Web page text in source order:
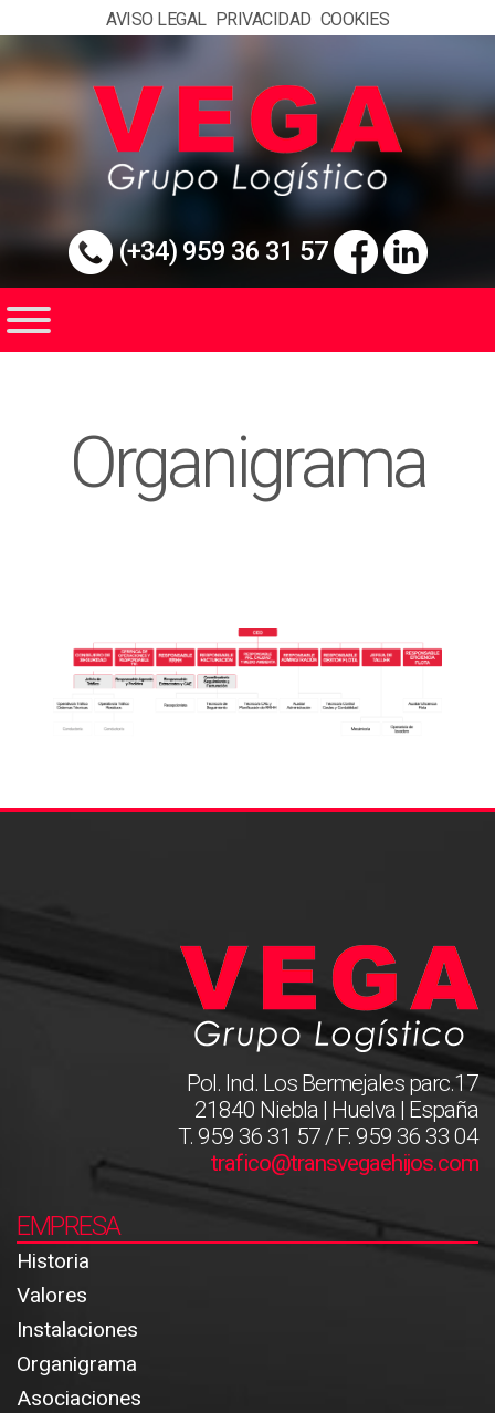
AVISO LEGAL PRIVACIDAD COOKIES
(+34) 959 36 31 57
Organigrama
Pol. Ind. Los Bermejales parc.17
21840 Niebla | Huelva | España
T. 959 36 31 57 / F. 959 36 33 04
trafico@transvegaehijos.com
EMPRESA
Historia
Valores
Instalaciones
Organigrama
Asociaciones